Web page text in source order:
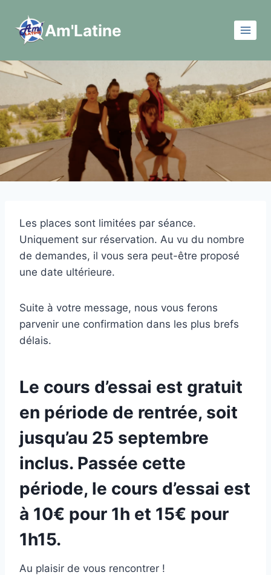
contenu
Am'Latine
Les places sont limitées par séance.
Uniquement sur réservation. Au vu du nombre
de demandes, il vous sera peut-être proposé
une date ultérieure.
Suite à votre message, nous vous ferons
parvenir une confirmation dans les plus brefs
délais.
Le cours d’essai est gratuit
en période de rentrée, soit
jusqu’au 25 septembre
inclus. Passée cette
période, le cours d’essai est
à 10€ pour 1h et 15€ pour
1h15.
Au plaisir de vous rencontrer !